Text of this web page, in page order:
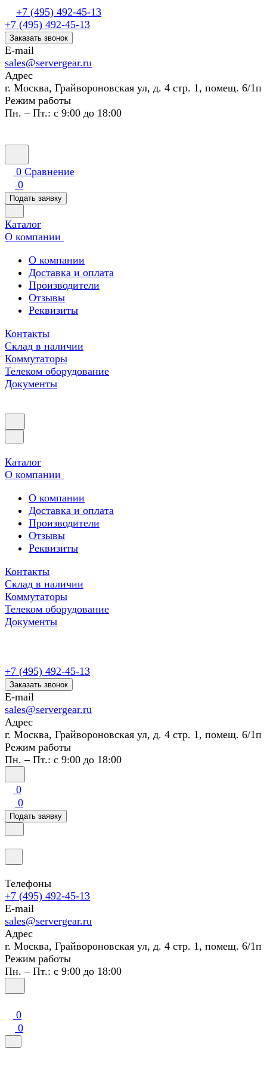
+7 (495) 492-45-13
+7 (495) 492-45-13
Заказать звонок
E-mail
sales@servergear.ru
Адрес
г. Москва, Грайвороновская ул, д. 4 стр. 1, помещ. 6/1п
Режим работы
Пн. – Пт.: с 9:00 до 18:00
0 Сравнение
0
Подать заявку
Каталог
О компании
О компании
Доставка и оплата
Производители
Отзывы
Реквизиты
Контакты
Склад в наличии
Коммутаторы
Телеком оборудование
Документы
Каталог
О компании
О компании
Доставка и оплата
Производители
Отзывы
Реквизиты
Контакты
Склад в наличии
Коммутаторы
Телеком оборудование
Документы
+7 (495) 492-45-13
Заказать звонок
E-mail
sales@servergear.ru
Адрес
г. Москва, Грайвороновская ул, д. 4 стр. 1, помещ. 6/1п
Режим работы
Пн. – Пт.: с 9:00 до 18:00
0
0
Подать заявку
Телефоны
+7 (495) 492-45-13
E-mail
sales@servergear.ru
Адрес
г. Москва, Грайвороновская ул, д. 4 стр. 1, помещ. 6/1п
Режим работы
Пн. – Пт.: с 9:00 до 18:00
0
0